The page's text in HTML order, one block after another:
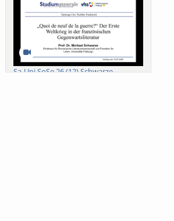
Sa-Uni SoSe 26 (12) Schwarze